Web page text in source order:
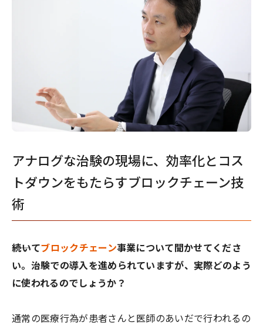
アナログな治験の現場に、効率化とコス
トダウンをもたらすブロックチェーン技
術
――続いてブロックチェーン事業について聞かせてくださ
い。治験での導入を進められていますが、実際どのよう
に使われるのでしょうか？
通常の医療行為が患者さんと医師のあいだで行われるの